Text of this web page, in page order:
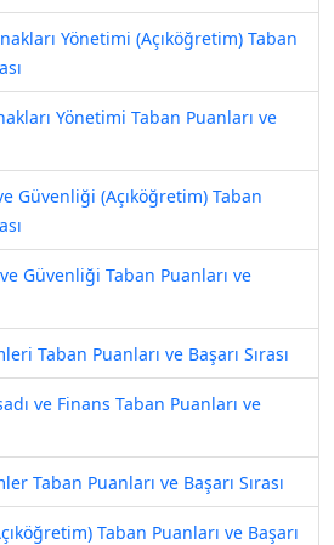
Yönetimi (Açıköğretim) Taban
Yönetimi Taban Puanları ve
Güvenliği (Açıköğretim) Taban
Güvenliği Taban Puanları ve
Taban Puanları ve Başarı Sırası
ve Finans Taban Puanları ve
Taban Puanları ve Başarı Sırası
Taban Puanları ve Başarı